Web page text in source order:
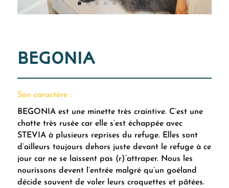
BEGONIA
Son caractère :
BEGONIA est une minette très craintive. C’est une
chatte très rusée car elle s’est échappée avec
STEVIA à plusieurs reprises du refuge. Elles sont
d’ailleurs toujours dehors juste devant le refuge à ce
jour car ne se laissent pas (r)’attraper. Nous les
nourissons devent l’entrée malgré qu’un goéland
décide souvent de voler leurs croquettes et pâtées.